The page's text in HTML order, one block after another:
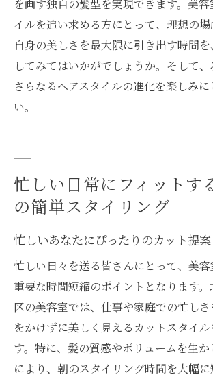
を画す独自の髪型を実現できます。美
イルを追い求める方にとって、理想の
自身の美しさを最大限に引き出す時間
してみてはいかがでしょうか。そして
さらなるヘアスタイルの進化を楽しみ
い。
忙しい日常にフィットす
の簡単スタイリング
忙しいあなたにぴったりのカット提案
忙しい日々を送る皆さんにとって、美
重要な時間短縮のポイントとなります
区の美容室では、仕事や家庭での忙し
をかけずに美しく見えるカットスタイ
す。特に、髪の質感やボリュームを生
により、朝のスタイリング時間を大幅